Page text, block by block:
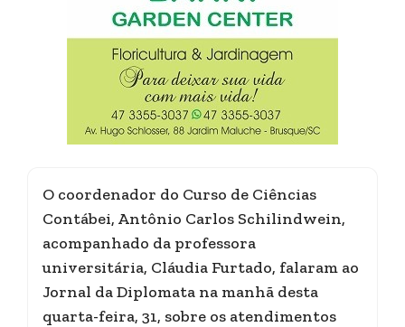
O coordenador do Curso de Ciências
Contábei, Antônio Carlos Schilindwein,
acompanhado da professora
universitária, Cláudia Furtado, falaram ao
Jornal da Diplomata na manhã desta
quarta-feira, 31, sobre os atendimentos